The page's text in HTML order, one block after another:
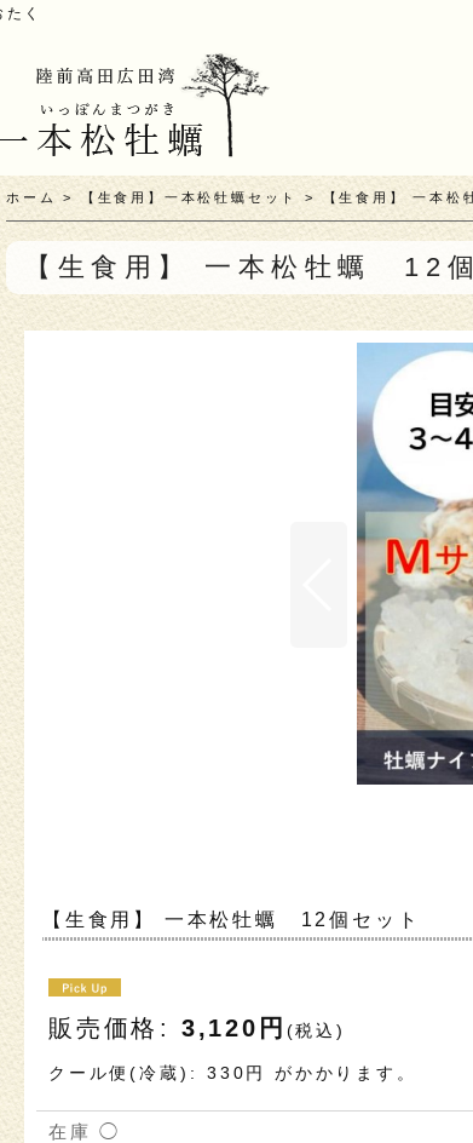
く
ホーム > 【生食用】一本松牡蠣セット > 【生食用】 一本
【生食用】 一本松牡蠣 12
【生食用】 一本松牡蠣 12個セット
販売価格 : 3,120 円 (税込)
クール便(冷蔵) : 330円 がかかります。
◯